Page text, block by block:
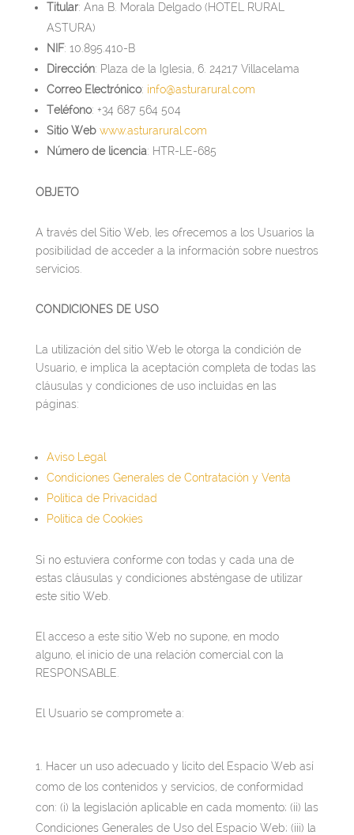
Titular: Ana B. Morala Delgado (HOTEL RURAL
ASTURA)
NIF: 10.895.410-B
Dirección: Plaza de la Iglesia, 6. 24217 Villacelama
Correo Electrónico: info@asturarural.com
Teléfono: +34 687 564 504
Sitio Web www.asturarural.com
Número de licencia: HTR-LE-685
OBJETO
A través del Sitio Web, les ofrecemos a los Usuarios la
posibilidad de acceder a la información sobre nuestros
servicios.
CONDICIONES DE USO
La utilización del sitio Web le otorga la condición de
Usuario, e implica la aceptación completa de todas las
cláusulas y condiciones de uso incluidas en las
páginas:
Aviso Legal
Condiciones Generales de Contratación y Venta
Política de Privacidad
Política de Cookies
Si no estuviera conforme con todas y cada una de
estas cláusulas y condiciones absténgase de utilizar
este sitio Web.
El acceso a este sitio Web no supone, en modo
alguno, el inicio de una relación comercial con la
RESPONSABLE.
El Usuario se compromete a:
Hacer un uso adecuado y lícito del Espacio Web así
como de los contenidos y servicios, de conformidad
con: (i) la legislación aplicable en cada momento; (ii) las
Condiciones Generales de Uso del Espacio Web; (iii) la